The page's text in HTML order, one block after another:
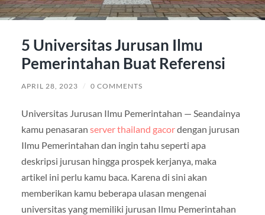
5 Universitas Jurusan Ilmu
Pemerintahan Buat Referensi
APRIL 28, 2023 / 0 COMMENTS
Universitas Jurusan Ilmu Pemerintahan — Seandainya
kamu penasaran server thailand gacordengan jurusan
Ilmu Pemerintahan dan ingin tahu seperti apa
deskripsi jurusan hingga prospek kerjanya, maka
artikel ini perlu kamu baca. Karena di sini akan
memberikan kamu beberapa ulasan mengenai
universitas yang memiliki jurusan Ilmu Pemerintahan